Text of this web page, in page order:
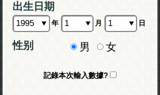
出生日期
年 月 日
性别 男 女
記錄本次輸入數據?